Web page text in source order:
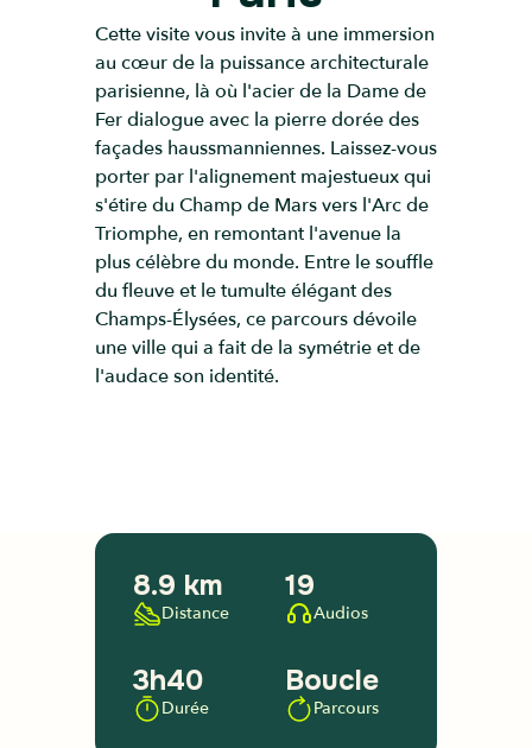
Cette visite vous invite à une immersion
au cœur de la puissance architecturale
parisienne, là où l'acier de la Dame de
Fer dialogue avec la pierre dorée des
façades haussmanniennes. Laissez-vous
porter par l'alignement majestueux qui
s'étire du Champ de Mars vers l'Arc de
Triomphe, en remontant l'avenue la
plus célèbre du monde. Entre le souffle
du fleuve et le tumulte élégant des
Champs-Élysées, ce parcours dévoile
une ville qui a fait de la symétrie et de
l'audace son identité.
8.9 km
Distance
19
Audios
3h40
Durée
Boucle
Parcours